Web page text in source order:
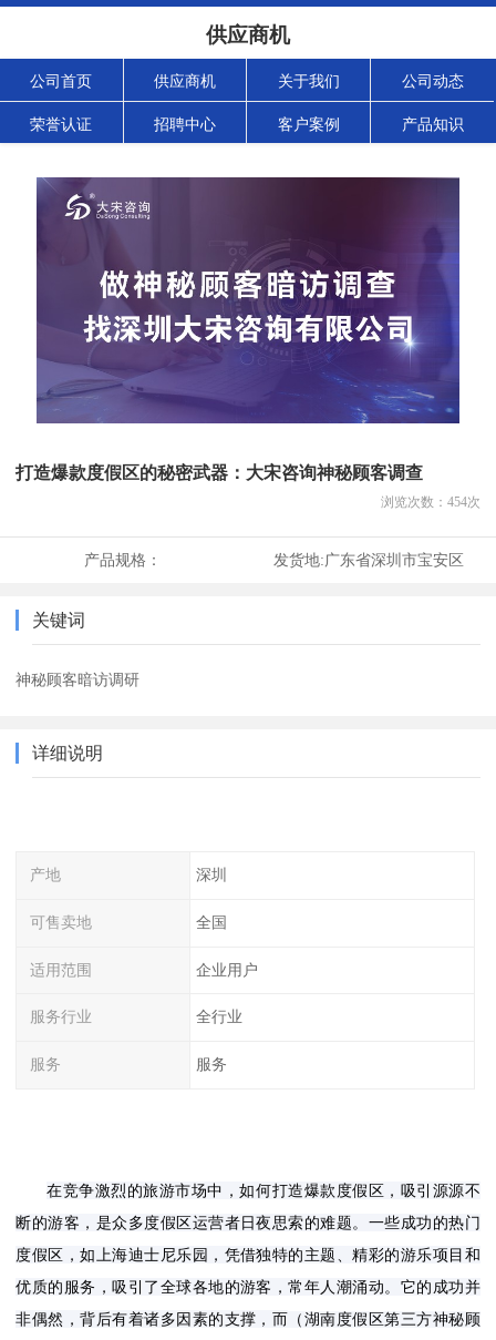
供应商机
公司首页 供应商机 关于我们 公司动态
荣誉认证 招聘中心 客户案例 产品知识
打造爆款度假区的秘密武器：大宋咨询神秘顾客调查
浏览次数： 454次
产品规格： 发货地:广东省深圳市宝安区
关键词
神秘顾客暗访调研
详细说明
产地 深圳
可售卖地 全国
适用范围 企业用户
服务行业 全行业
服务 服务
在竞争激烈的旅游市场中，如何打造爆款度假区，吸引源源不
断的游客，是众多度假区运营者日夜思索的难题。一些成功的热门
度假区，如上海迪士尼乐园，凭借独特的主题、精彩的游乐项目和
优质的服务，吸引了全球各地的游客，常年人潮涌动。它的成功并
非偶然，背后有着诸多因素的支撑，而 （ 湖南度假区第三方神秘顾